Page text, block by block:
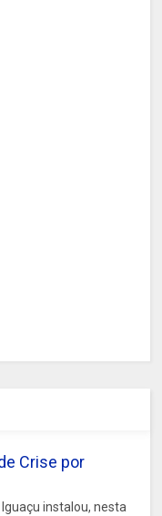
Crise por
Iguaçu instalou, nesta